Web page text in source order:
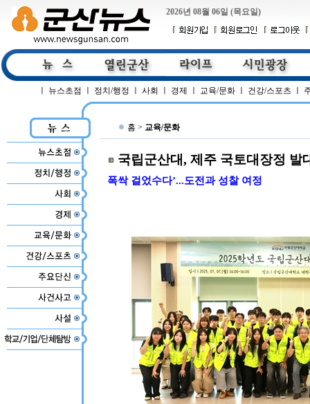
2026년 08월 06일 (목요일)
뉴스초점 정치/행정 사회 경제 교육/문화 건강/스포츠
홈 > 교육/문화
국립군산대, 제주 국토대장정 발
폭싹 걸었수다’...도전과 성찰 여정